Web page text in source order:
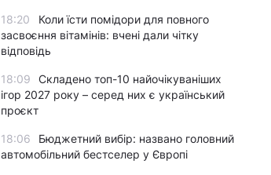
18:20
Коли їсти помідори для повного
засвоєння вітамінів: вчені дали чітку
відповідь
18:09
Складено топ-10 найочікуваніших
ігор 2027 року – серед них є український
проєкт
18:06
Бюджетний вибір: названо головний
автомобільний бестселер у Європі